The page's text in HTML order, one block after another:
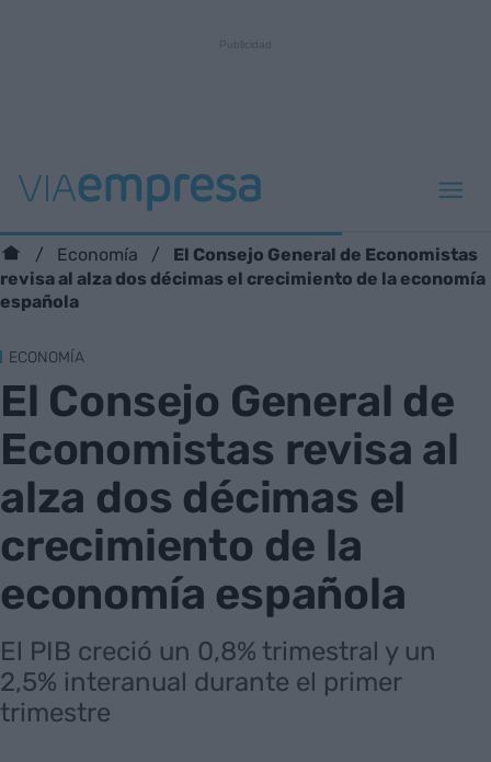
Economía
El Consejo General de Economistas
revisa al alza dos décimas el crecimiento de la economía
española
ECONOMÍA
El Consejo General de
Economistas revisa al
alza dos décimas el
crecimiento de la
economía española
El PIB creció un 0,8% trimestral y un
2,5% interanual durante el primer
trimestre